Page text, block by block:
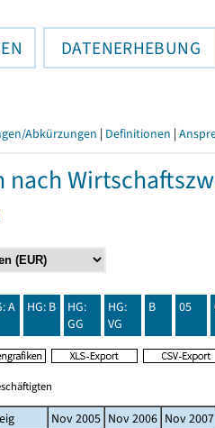
DATENERHEBUNG
Abkürzungen | Definitionen |
nach
A HG: B
HG:
GG
HG:
VG
B 05
Nov 2005 Nov 2006 Nov 2007